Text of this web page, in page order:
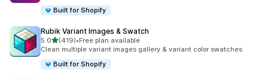
Built for Shopify
Rubik Variant Images & Swatch
5.05つ星中
(419)
合計レビュー数：419件
•Free plan available
Clean multiple variant images gallery & variant color swatches
Built for Shopify